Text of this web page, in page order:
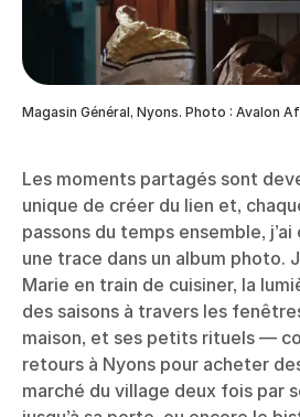
Magasin Général, Nyons. Photo : Avalon
Les moments partagés sont
unique de créer du lien et,
passons du temps ensemble, j’ai
une trace dans un album photo.
Marie en train de cuisiner, la
des saisons à travers les
maison, et ses petits rituels —
retours à Nyons pour acheter
marché du village deux fois par